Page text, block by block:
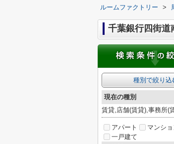
ルームファクトリー >
千葉銀行四街道
種別で絞り込
現在の種別
賃貸,店舗(賃貸),事務所(
アパート
マンショ
一戸建て